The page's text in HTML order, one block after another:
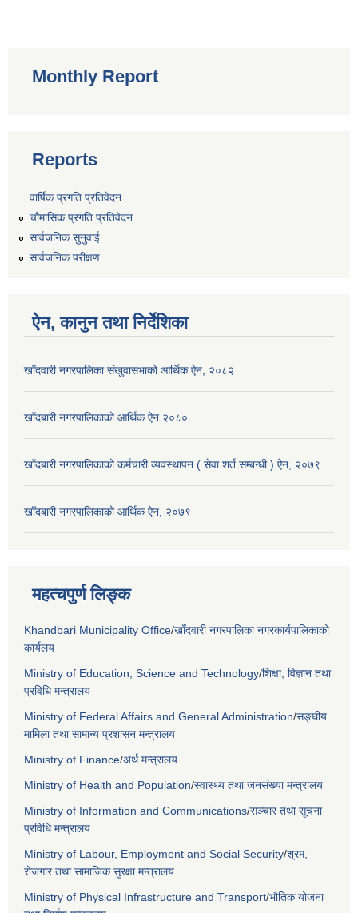
Monthly Report
Reports
वार्षिक प्रगति प्रतिवेदन
चौमासिक प्रगति प्रतिवेदन
सार्वजनिक सुनुवाई
सार्वजनिक परीक्षण
ऐन, कानुन तथा निर्देशिका
खाँदवारी नगरपालिका संखुवासभाको आर्थिक ऐन, २०८२
खाँदबारी नगरपालिकाको आर्थिक ऐन २०८०
खाँदबारी नगरपालिकाको कर्मचारी व्यवस्थापन ( सेवा शर्त सम्बन्धी ) ऐन, २०७९
खाँदबारी नगरपालिकाको आर्थिक ऐन, २०७९
महत्चपुर्ण लिङ्क
Khandbari Municipality Office/खाँदवारी नगरपालिका नगरकार्यपालिकाको
कार्यलय
Ministry of Education, Science and Technology/शिक्षा, विज्ञान तथा
प्रविधि मन्त्रालय
Ministry of Federal Affairs and General Administration/सङ्घीय
मामिला तथा सामान्य प्रशासन मन्त्रालय
Ministry of Finance/अर्थ मन्त्रालय
Ministry of Health and Population/स्वास्थ्य तथा जनसंख्या मन्त्रालय
Ministry of Information and Communications/सञ्चार तथा सूचना
प्रविधि मन्त्रालय
Ministry of Labour, Employment and Social Security/श्रम,
रोजगार तथा सामाजिक सुरक्षा मन्त्रालय
Ministry of Physical Infrastructure and Transport/भौतिक योजना